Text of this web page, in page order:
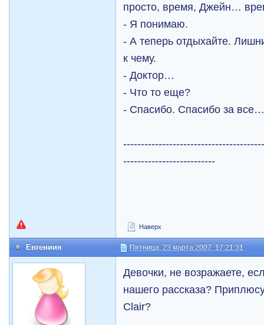
просто, время, Джейн…
- Я понимаю.
- А теперь отдыхайте.
к чему.
- Доктор…
- Что то еще?
- Спасибо. Спасибо за
--------------------------
Наверх
Евгениия Пятница, 23 марта 2007, 17:21:31
Девочки, не возражаете,
нашего рассказа?
Сlair?